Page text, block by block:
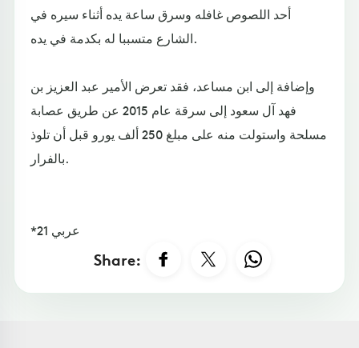
أحد اللصوص غافله وسرق ساعة يده أثناء سيره في
الشارع متسببا له بكدمة في يده.
وإضافة إلى ابن مساعد، فقد تعرض الأمير عبد العزيز بن
فهد آل سعود إلى سرقة عام 2015 عن طريق عصابة
مسلحة واستولت منه على مبلغ 250 ألف يورو قبل أن تلوذ
بالفرار.
*عربي 21
Share: